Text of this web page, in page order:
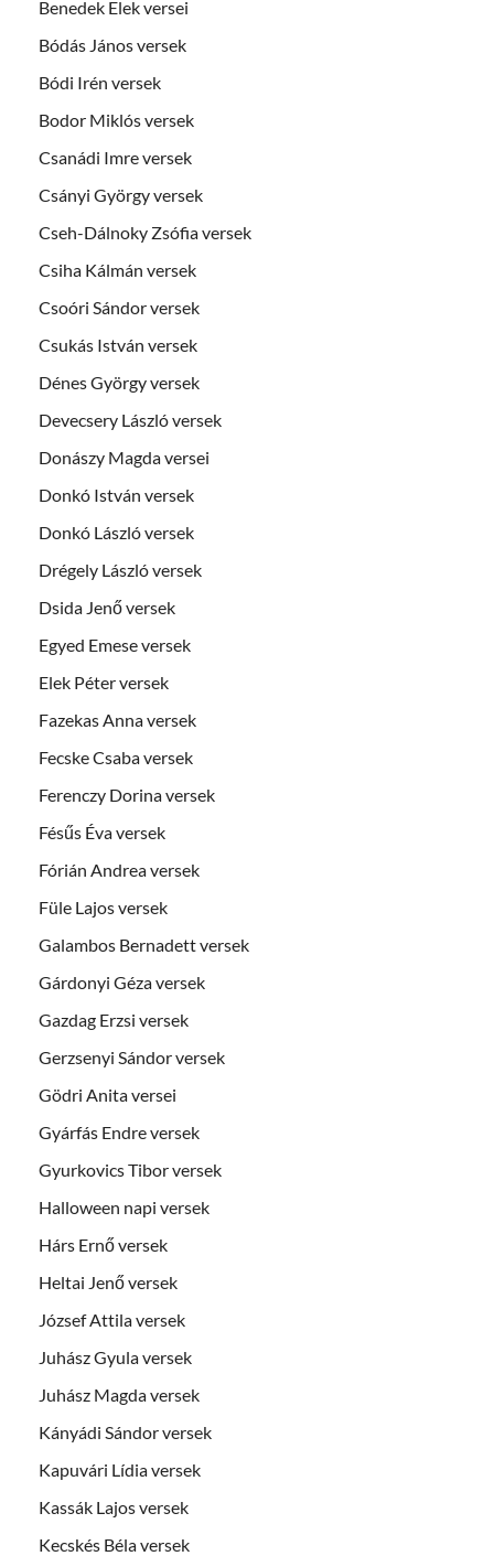
Benedek Elek versei
Bódás János versek
Bódi Irén versek
Bodor Miklós versek
Csanádi Imre versek
Csányi György versek
Cseh-Dálnoky Zsófia versek
Csiha Kálmán versek
Csoóri Sándor versek
Csukás István versek
Dénes György versek
Devecsery László versek
Donászy Magda versei
Donkó István versek
Donkó László versek
Drégely László versek
Dsida Jenő versek
Egyed Emese versek
Elek Péter versek
Fazekas Anna versek
Fecske Csaba versek
Ferenczy Dorina versek
Fésűs Éva versek
Fórián Andrea versek
Füle Lajos versek
Galambos Bernadett versek
Gárdonyi Géza versek
Gazdag Erzsi versek
Gerzsenyi Sándor versek
Gödri Anita versei
Gyárfás Endre versek
Gyurkovics Tibor versek
Halloween napi versek
Hárs Ernő versek
Heltai Jenő versek
József Attila versek
Juhász Gyula versek
Juhász Magda versek
Kányádi Sándor versek
Kapuvári Lídia versek
Kassák Lajos versek
Kecskés Béla versek